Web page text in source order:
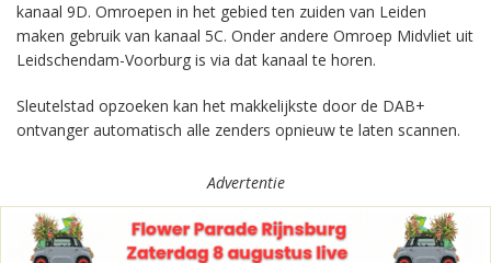
kanaal 9D. Omroepen in het gebied ten zuiden van Leiden
maken gebruik van kanaal 5C. Onder andere Omroep Midvliet uit
Leidschendam-Voorburg is via dat kanaal te horen.
Sleutelstad opzoeken kan het makkelijkste door de DAB+
ontvanger automatisch alle zenders opnieuw te laten scannen.
Advertentie